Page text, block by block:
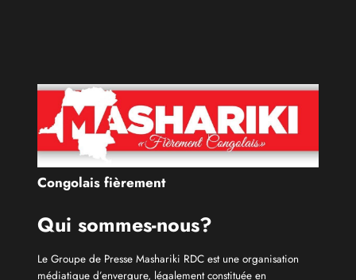
Le Groupe de Presse Mashariki RDC est une organisation
médiatique d’envergure, légalement constituée en
République Démocratique du Congo.
Découvrir qui nous sommes
Catécories